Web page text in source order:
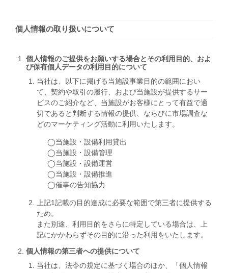
個人情報の取り扱いについて
個人情報のご提供をお願いする場合とその利用目的、およ
び保有個人データの利用目的について
当社は、以下に掲げる当施設事業目的の範囲におい
て、契約や取引の履行、および当施設が提供するサー
ビスのご紹介など、当施設がお客様にとって有益で適
切であると判断する情報の提供、ならびに市場調査な
どのマーケティング活動に利用いたします。
◯当施設・設備利用貸出
◯当施設・設備管理
◯当施設・設備運営
◯当施設・設備推進
◯催事の告知協力
上記1記載の目的達成に必要な範囲で第三者に提供する
ため。
また別途、利用目的をさらに特定している場合は、上
記にかかわらずその目的に沿った利用をいたします。
個人情報の第三者への提供について
当社は、法令の規定に基づく場合のほか、「個人情報